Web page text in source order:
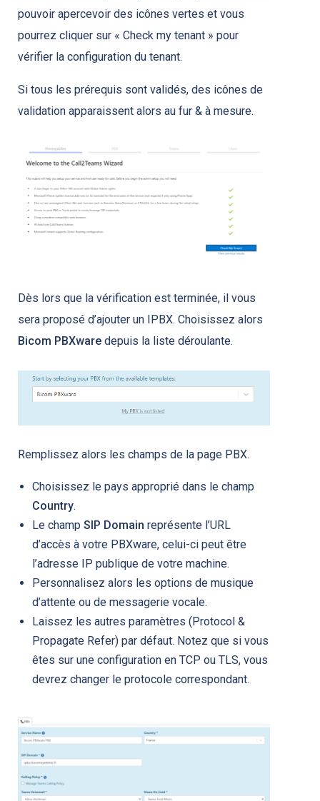
pouvoir apercevoir des icônes vertes et vous
pourrez cliquer sur « Check my tenant » pour
vérifier la configuration du tenant.
Si tous les prérequis sont validés, des icônes de
validation apparaissent alors au fur & à mesure.
Dès lors que la vérification est terminée, il vous
sera proposé d’ajouter un IPBX. Choisissez alors
Bicom PBXware depuis la liste déroulante.
Remplissez alors les champs de la page PBX.
Choisissez le pays approprié dans le champ
Country.
Le champ SIP Domain représente l’URL
d’accès à votre PBXware, celui-ci peut être
l’adresse IP publique de votre machine.
Personnalisez alors les options de musique
d’attente ou de messagerie vocale.
Laissez les autres paramètres (Protocol &
Propagate Refer) par défaut. Notez que si vous
êtes sur une configuration en TCP ou TLS, vous
devrez changer le protocole correspondant.